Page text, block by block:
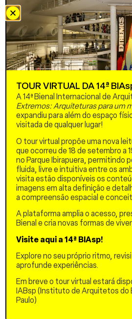
moradores, trabalhando a
favor do ciclo hidrológico.
Houve intenso cuidado no
desenho do traçado urbano
de forma a conter volumes
maiores de águas pluviais e
a velocidade das águas
devido à alta declividade
da área. Biovaletas foram
implementadas ao longo
das ruas para captar e
infiltrar a água da chuva no
solo, evitando alagamentos
e minimizando a erosão.
Próximo às unidades
habitacionais, jardins de
chuva auxiliam na absorção
da água pluvial, além de
contribuir para um
ambiente mais fresco e
agradável. Para conter
volumes maiores de água,
bacias de retenção foram
projetadas para armazenar
excedente hídrico,
e evitando sobrecargas no
sistema de drenagem. Tais
estratégias também foram
vinculadas à tipologia e
Implantação do conjunto
de edifícios de Habitação
TOUR VIRTUAL DA 14ª
A 14ª Bienal Internacional de
Extremos: Arquiteturas para um
expandiu para além do espaço
visitada de qualquer lugar!
O tour virtual propõe uma nova
que ocorreu de 18 de setembro a
no Parque Ibirapuera, permitindo
fluida, livre e intuitiva entre os
visita estão disponíveis os
imagens em alta definição e
a compreensão espacial e
A plataforma amplia o acesso,
Bienal e cria novas formas de
Visite aqui a 14ª BIAsp!
Explore no seu próprio ritmo,
aprofunde experiências.
Em breve o tour virtual estará
IABsp (Instituto de Arquitetos do
Paulo)